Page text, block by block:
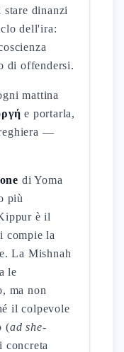
stare dinanzi
dell'ira:
di offendersi.
mattina
e portarla,
—
di Yoma
più
è il
compie la
La Mishnah
le
ma non
il colpevole
(ad she-
concreta